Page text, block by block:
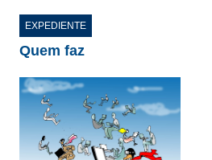
EXPEDIENTE
Quem faz